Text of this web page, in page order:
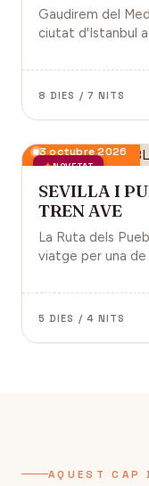
Gaudirem del
ciutat d'Istanbul
8 DIES / 7 NITS
NOVETAT
3 octubre 2026
SEVILLA I
TREN AVE
La Ruta dels
viatge per una
Cadis i Màlaga.
5 DIES / 4 NITS
AQUEST CAP